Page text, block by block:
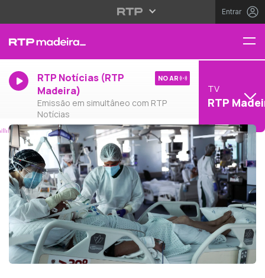
Entrar
RTP Notícias (RTP
Madeira)
Emissão em simultâneo com RTP
Notícias
NO AR
TV
RTP